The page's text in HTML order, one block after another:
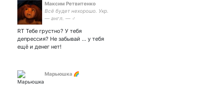
Максим Ретвитенко
Всё будет нехорошо. Укр.
— англ. — ♂
RT Тебе грустно? У тебя
депрессия? Не забывай … у тебя
ещё и денег нет!
Марьюшка 🌈